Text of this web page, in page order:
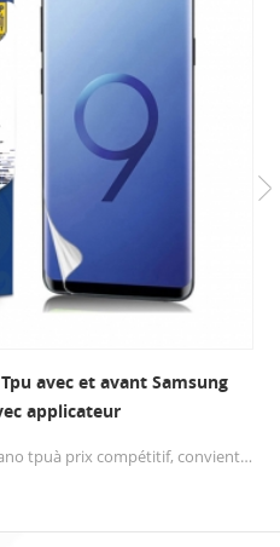
Galaxy Note 8 Nano
facile
Réalisé dans un matériau résistant aux rayures, ultra-résistant, optiquement transparent, de qualité militaire et résistant aux jaunes. Convient à chaque gadget protection d'écran .